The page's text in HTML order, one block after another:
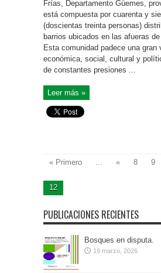
Frías, Departamento Güemes,
está compuesta por cuarenta y
(doscientas treinta personas)
barrios ubicados en las afueras de
Esta comunidad padece una gran
económica, social, cultural y
de constantes presiones ...
Leer más »
« Primero « 8
9
12
PUBLICACIONES RECIENTES
Bosques en disputa.
19 marzo, 2026